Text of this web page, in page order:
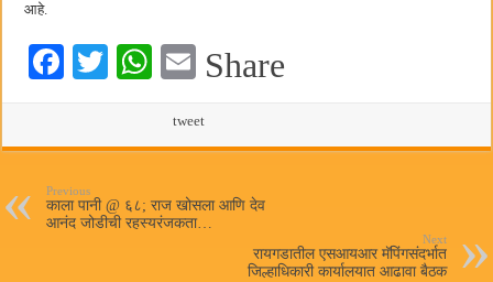
आहे.
Fa T
W
ts
pp
E
ail
Share
tweet
Previous
काला पानी @ ६८; राज खोसला आणि देव
आनंद जोडीची रहस्यरंजकता…
Next
रायगडातील एसआयआर मॅपिंगसंदर्भात
जिल्हाधिकारी कार्यालयात आढावा बैठक